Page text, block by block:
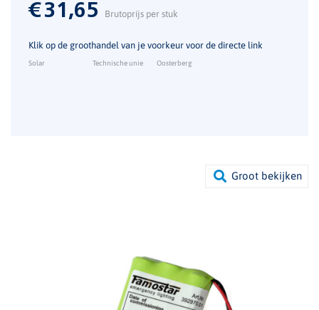
€31,65 Brutoprijs per stuk
Klik op de groothandel van je voorkeur voor de directe link
Solar Technische unie Oosterberg